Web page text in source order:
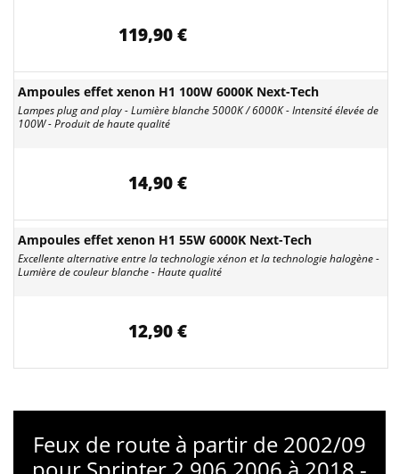
119,90 €
Ampoules effet xenon H1 100W 6000K Next-Tech
Lampes plug and play - Lumière blanche 5000K / 6000K - Intensité élevée de
100W - Produit de haute qualité
14,90 €
Ampoules effet xenon H1 55W 6000K Next-Tech
Excellente alternative entre la technologie xénon et la technologie halogène -
Lumière de couleur blanche - Haute qualité
12,90 €
Feux de route à partir de 2002/09